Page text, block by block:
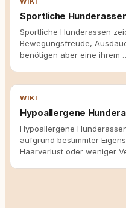
Sportliche
Sportliche Hunderassen
Bewegungsfreude,
benötigen aber eine ihrem
WIKI
Hypoallergene
Hypoallergene
aufgrund bestimmter
Haarverlust oder weniger